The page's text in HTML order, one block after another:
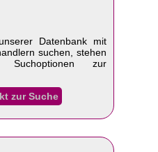
Datenbank mit
suchen, stehen
zur
zur Suche